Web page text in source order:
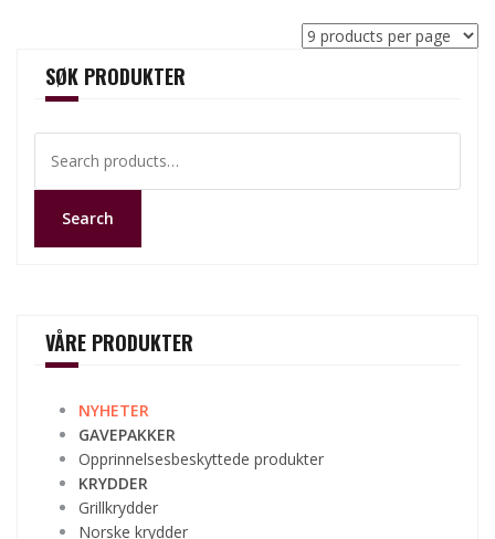
SØK PRODUKTER
for:
Search
VÅRE PRODUKTER
NYHETER
GAVEPAKKER
Opprinnelsesbeskyttede produkter
KRYDDER
Grillkrydder
Norske krydder